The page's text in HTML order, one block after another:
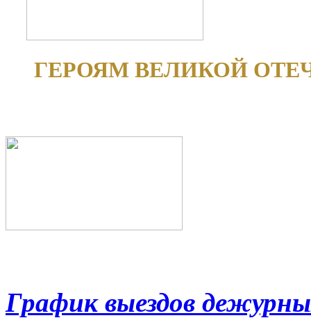
ГЕРОЯМ ВЕЛИКОЙ
График выездов